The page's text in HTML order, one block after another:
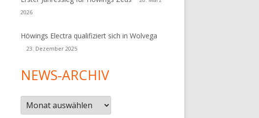
2026
Höwings Electra qualifiziert sich in Wolvega
23. Dezember 2025
NEWS-ARCHIV
News-
Archiv